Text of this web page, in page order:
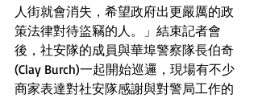
人街就會消失，希望政府出更嚴厲的政
策法律對待盜竊的人。」結束記者會
後，社安隊的成員與華埠警察隊長伯奇
(Clay Burch)一起開始巡邏，現場有不少
商家表達對社安隊感謝與對警局工作的